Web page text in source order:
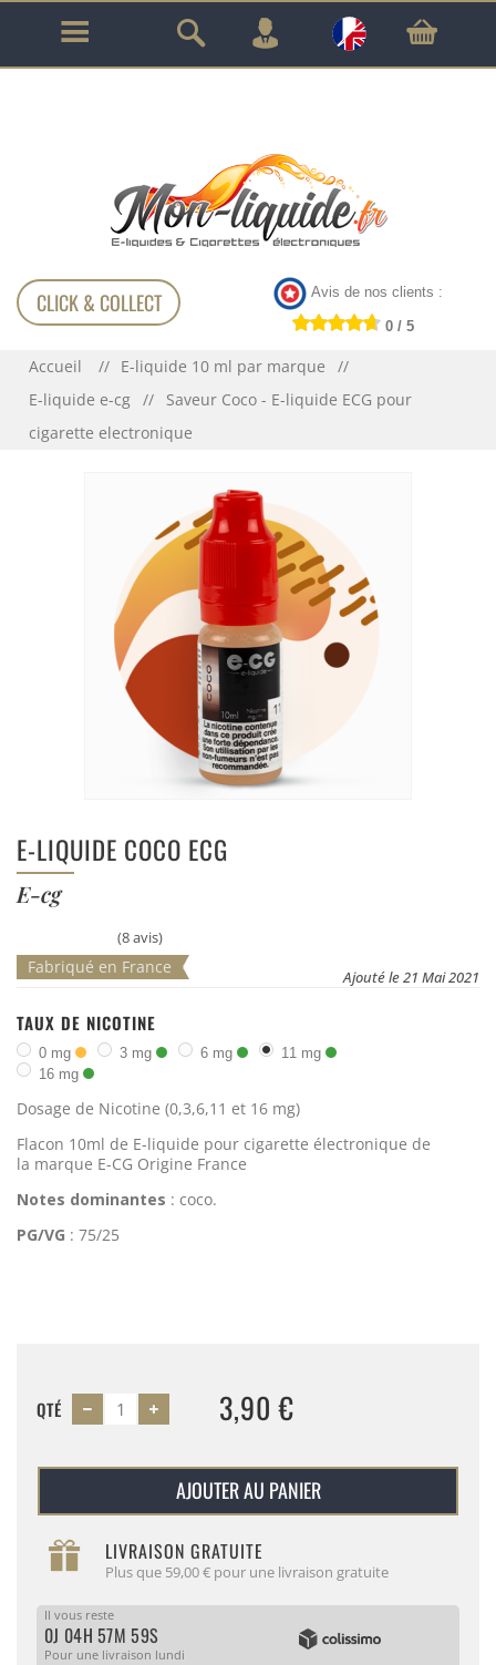
GARANTIE À VIE SUR TOUT LE MATÉRIEL
!!!
CLICK & COLLECT Avis de nos clients :
0 / 5
Accueil
E-liquide 10 ml par marque
E-liquide e-cg
Saveur Coco - E-liquide ECG pour
cigarette electronique
E-LIQUIDE COCO ECG
E-cg
(8 avis)
Ajouté le 21 Mai 2021
TAUX DE NICOTINE
0 mg 3 mg 6 mg
11 mg
16 mg
Fabriqué en France
Dosage de Nicotine (0,3,6,11 et 16 mg)
Flacon 10ml de E-liquide pour cigarette électronique de
la marque E-CG Origine France
Notes dominantes : coco.
PG/VG : 75/25
QTÉ 3,90 €
AJOUTER AU PANIER
LIVRAISON GRATUITE
Plus que 59,00 € pour une livraison gratuite
Il vous reste
0J 04H 57M 59S
Pour une livraison lundi